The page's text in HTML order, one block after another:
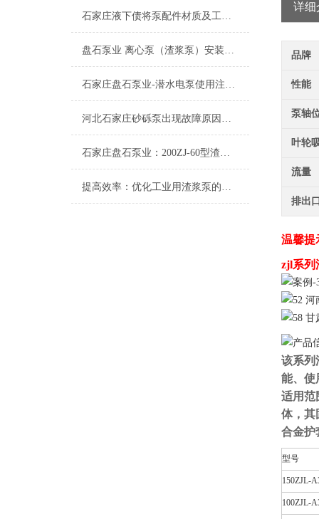
石家庄液下债将泵配件材质及工作状况
盘石泵业 离心泵（渣浆泵）安装使用知识
石家庄盘石泵业-潜水电泵使用注意事项
河北石家庄砂砾泵出现故障原因及解决办法
石家庄盘石泵业：200ZJ-60型渣浆泵
提高效率：优化工业用渣浆泵的操作技巧
详细
品牌
性能
泵轴
叶轮
流量
排出
温馨提
zjl系列
该系列
能、使
适用范
体，其
合金护
型号
150ZJL-
100ZJL-